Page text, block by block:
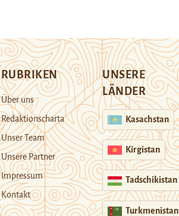
RUBRIKEN
Über uns
Redaktionscharta
Unser Team
Unsere Partner
Impressum
Kontakt
UNSERE
LÄNDER
Kasachstan
Kirgistan
Tadschikistan
Turkmenistan